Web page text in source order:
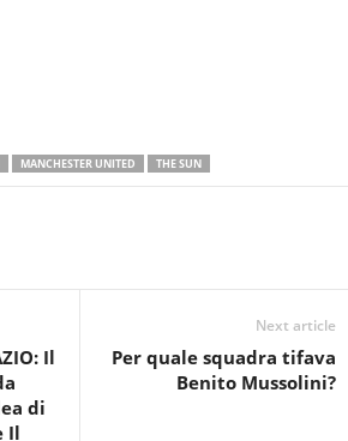
MANCHESTER UNITED THE SUN
Il
di
Il
Next article
Per quale squadra tifava
Benito Mussolini?